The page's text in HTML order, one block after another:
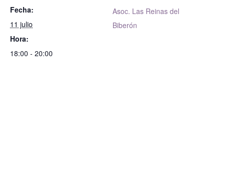
Fecha:
11 julio
Hora:
18:00 - 20:00
Asoc. Las Reinas del
Biberón